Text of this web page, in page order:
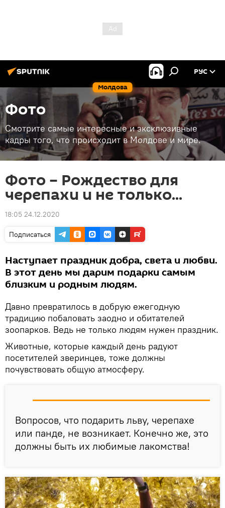
Молдова
РУС
Фото
Смотрите самые интересные и эксклюзивные
кадры того, что происходит в Молдове и мире.
Фото – Рождество для
черепахи и не только...
18:05 24.12.2020
Подписаться
Наступает праздник добра, света и любви.
В этот день мы дарим подарки самым
близким и родным людям.
Давно превратилось в добрую ежегодную
традицию побаловать заодно и обитателей
зоопарков. Ведь не только людям нужен праздник.
Животные, которые каждый день радуют
посетителей зверинцев, тоже должны
почувствовать общую атмосферу.
Вопросов, что подарить льву, черепахе
или панде, не возникает. Конечно же, это
должны быть их любимые лакомства!